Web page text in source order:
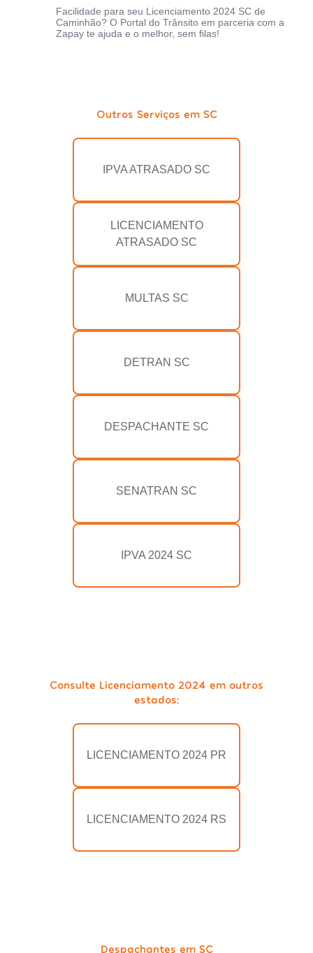
Facilidade para seu Licenciamento 2024 SC de
Caminhão? O Portal do Trânsito em parceria com a
Zapay te ajuda e o melhor, sem filas!
Outros Serviços em SC
IPVA ATRASADO SC
LICENCIAMENTO
ATRASADO SC
MULTAS SC
DETRAN SC
DESPACHANTE SC
SENATRAN SC
IPVA 2024 SC
Consulte Licenciamento 2024 em outros
estados:
LICENCIAMENTO 2024 PR
LICENCIAMENTO 2024 RS
Despachantes em SC